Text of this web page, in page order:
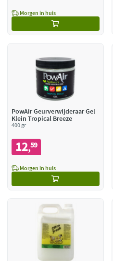
Morgen in huis
PowAir Geurverwijderaar Gel
Klein Tropical Breeze
400 gr
12,59
Morgen in huis